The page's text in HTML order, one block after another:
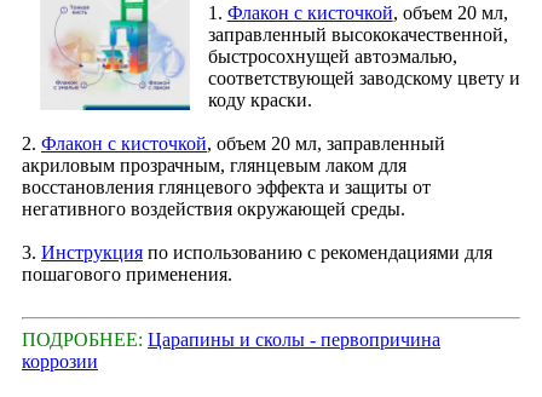
1. Флакон с кисточкой, объем 20 мл,
заправленный высококачественной,
быстросохнущей автоэмалью,
соответствующей заводскому цвету и
коду краски.
2. Флакон с кисточкой, объем 20 мл, заправленный
акриловым прозрачным, глянцевым лаком для
восстановления глянцевого эффекта и защиты от
негативного воздействия окружающей среды.
3. Инструкция по использованию с рекомендациями для
пошагового применения.
ПОДРОБНЕЕ: Царапины и сколы - первопричина
коррозии